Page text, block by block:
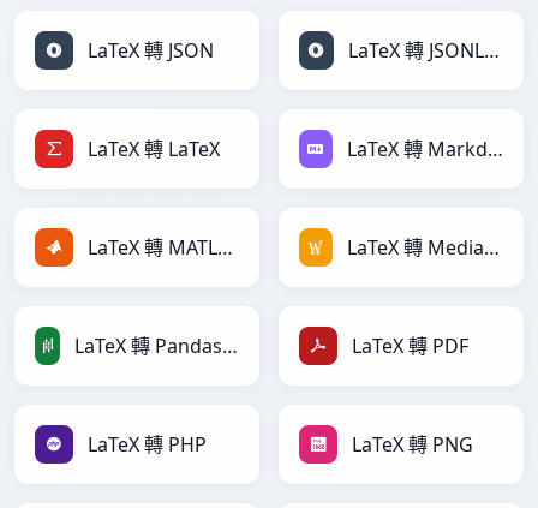
LaTeX 轉 JSON LaTeX 轉 JSONLines
LaTeX 轉 LaTeX LaTeX 轉 Markdown
LaTeX 轉 MATLAB LaTeX 轉 MediaWiki
LaTeX 轉 PandasDataFrame LaTeX 轉 PDF
LaTeX 轉 PHP LaTeX 轉 PNG